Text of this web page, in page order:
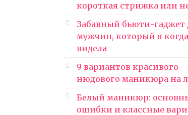
короткая стрижка или
Забавный бьюти-гаджет
мужчин, который я
видела
9 вариантов красивого
нюдового маникюра на
Белый маникюр:
ошибки и классные